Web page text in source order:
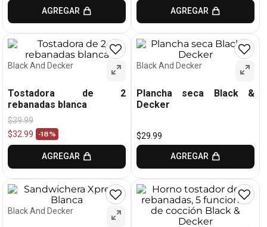
AGREGAR AGREGAR
Black And Decker
Tostadora de 2
rebanadas blanca
$39.99
$32 99 -18%
AGREGAR
Black And Decker
Plancha seca Black &
Decker
$29 99
AGREGAR
Black And Decker